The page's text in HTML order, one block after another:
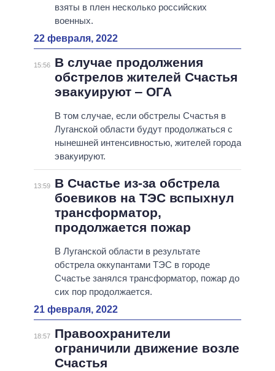
взяты в плен несколько российских
военных.
22 февраля, 2022
15:56
В случае продолжения
обстрелов жителей Счастья
эвакуируют ‒ ОГА
В том случае, если обстрелы Счастья в
Луганской области будут продолжаться с
нынешней интенсивностью, жителей города
эвакуируют.
13:59
В Счастье из-за обстрела
боевиков на ТЭС вспыхнул
трансформатор,
продолжается пожар
В Луганской области в результате
обстрела оккупантами ТЭС в городе
Счастье занялся трансформатор, пожар до
сих пор продолжается.
21 февраля, 2022
18:57
Правоохранители
ограничили движение возле
Счастья